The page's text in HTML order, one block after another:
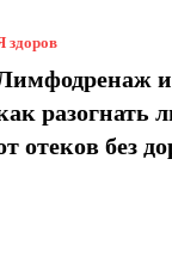
здоров
и
разогнать
отеков без